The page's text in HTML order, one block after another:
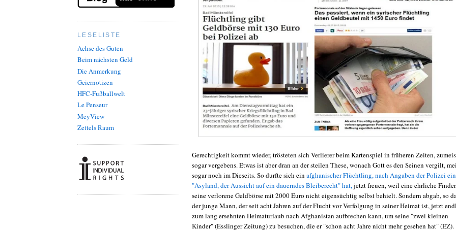
LESELISTE
Achse des Guten
Beim nächsten Geld
Die Anmerkung
Geiernotizen
HFC-Fußballwelt
Le Penseur
MeyView
Zettels Raum
Gerechtigkeit kommt wieder, trösteten sich Verlierer beim Kartenspiel in früheren Zeiten,
sogar vergebens. Etwas ist aber dran an der steilen These, wonach Gott es den Seinen vergilt,
sogar noch im Dieseits. So durfte sich ein afghanischer Flüchtling, nach Angaben der Polizei ein
"Asyland, der Aussicht auf ein dauerndes Bleiberecht" hat, jetzt freuen, weil eine ehrliche
seine verlorene Geldbörse mit 2000 Euro nicht eigensüchtig selbst behielt. Sondern abgab, so
der junge Mann, der seit acht Jahren auf der Flucht vor Verfolgung in seiner Heimat ist, jetzt
zum lang ersehnten Heimaturlaub nach Afghanistan aufbrechen kann, um seine "zwei kleinen
Kinder" (Esslinger Zeitung) zu besuchen, die er "schon acht Jahre nicht mehr gesehen hat" (EZ).